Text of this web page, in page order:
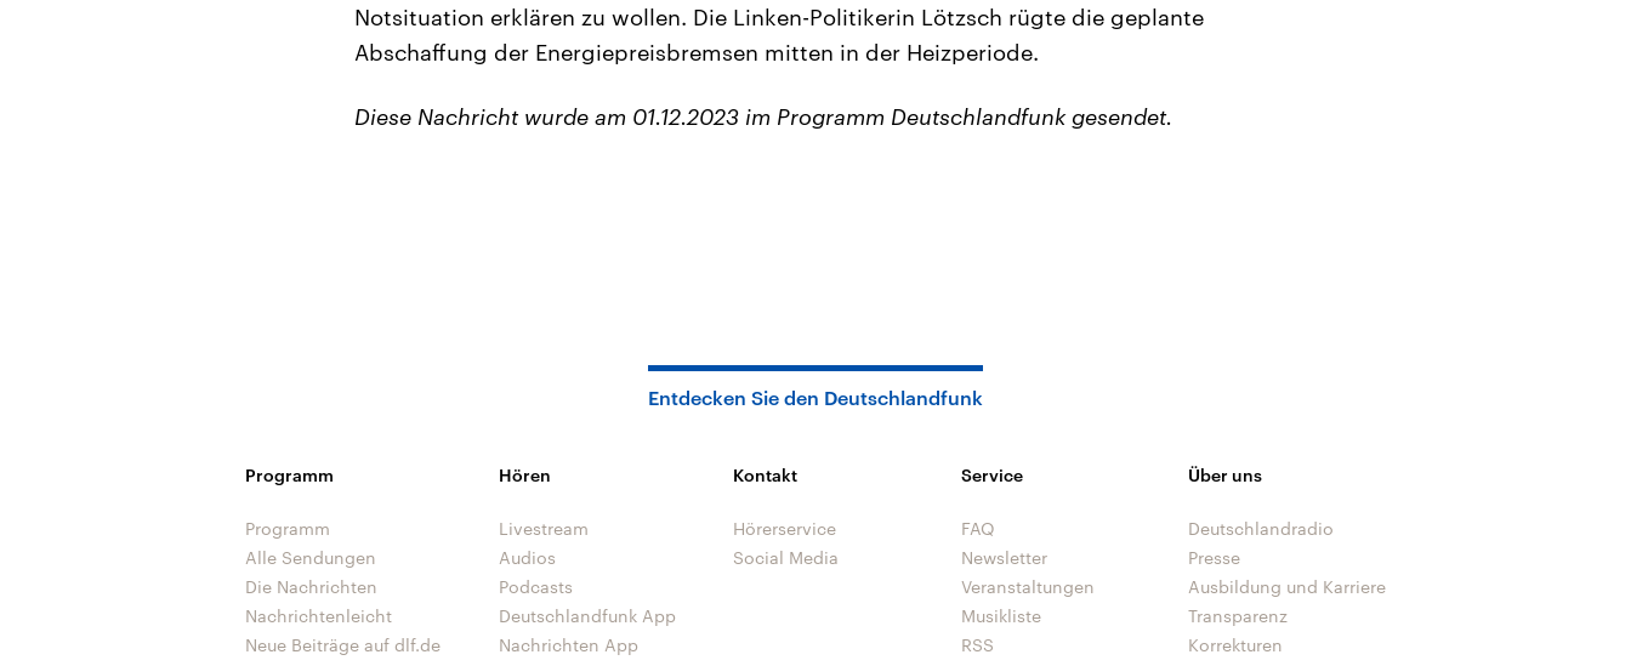
Notsituation erklären zu wollen. Die Linken-Politikerin Lötzsch rügte die geplante
Abschaffung der Energiepreisbremsen mitten in der Heizperiode.
Diese Nachricht wurde am 01.12.2023 im Programm Deutschlandfunk gesendet.
Entdecken Sie den Deutschlandfunk
Programm
Programm
Alle Sendungen
Die Nachrichten
Nachrichtenleicht
Neue Beiträge auf dlf.de
Hören
Livestream
Audios
Podcasts
Deutschlandfunk App
Nachrichten App
Kontakt
Hörerservice
Social Media
Service
FAQ
Newsletter
Veranstaltungen
Musikliste
RSS
Über uns
Deutschlandradio
Presse
Ausbildung und Karriere
Transparenz
Korrekturen